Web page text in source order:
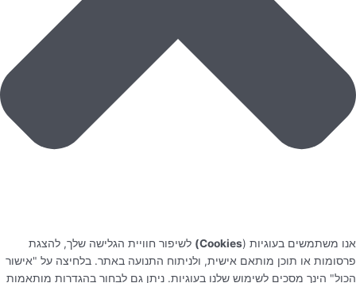
אנו משתמשים בעוגיות (Cookies)
לשיפור חוויית הגלישה שלך, להצגת
פרסומות או תוכן מותאם אישית, ולניתוח התנועה באתר. בלחיצה על "אישור
הכול" הינך מסכים לשימוש שלנו בעוגיות. ניתן גם לבחור בהגדרות מותאמות